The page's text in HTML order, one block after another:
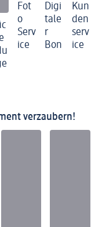
Fot
o
Serv
ice
Digi
tale
r
Bon
Kun
den
serv
ice
verzaubern!